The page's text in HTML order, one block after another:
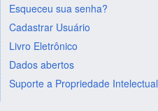
Esqueceu sua senha?
Cadastrar Usuário
Livro Eletrônico
Dados abertos
Suporte a Propriedade Intelectual